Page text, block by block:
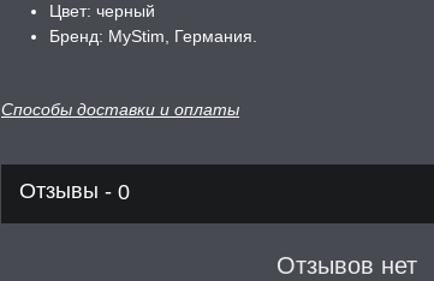
Цвет: черный
Бренд: MyStim, Германия.
Способы доставки и оплаты
Отзывы - 0
Отзывов нет